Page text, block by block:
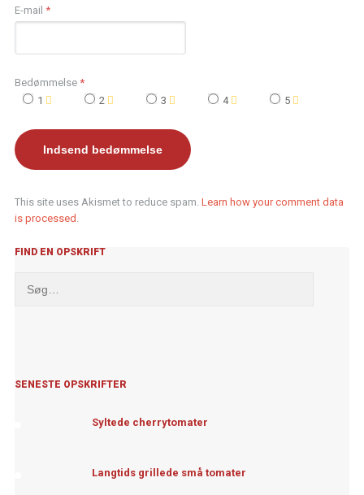
E-mail *
Bedømmelse *
1
2 3 4 5
This site uses Akismet to reduce spam. Learn how your comment data
is processed
FIND EN OPSKRIFT
SENESTE OPSKRIFTER
Syltede cherrytomater
Langtids grillede små tomater